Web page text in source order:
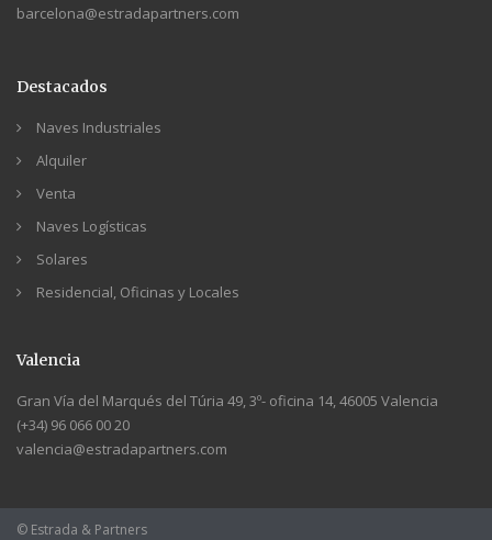
barcelona@estradapartners.com
Destacados
Naves Industriales
Alquiler
Venta
Naves Logísticas
Solares
Residencial, Oficinas y Locales
Valencia
Gran Vía del Marqués del Túria 49, 3º- oficina 14, 46005 Valencia
(+34) 96 066 00 20
valencia@estradapartners.com
© Estrada & Partners